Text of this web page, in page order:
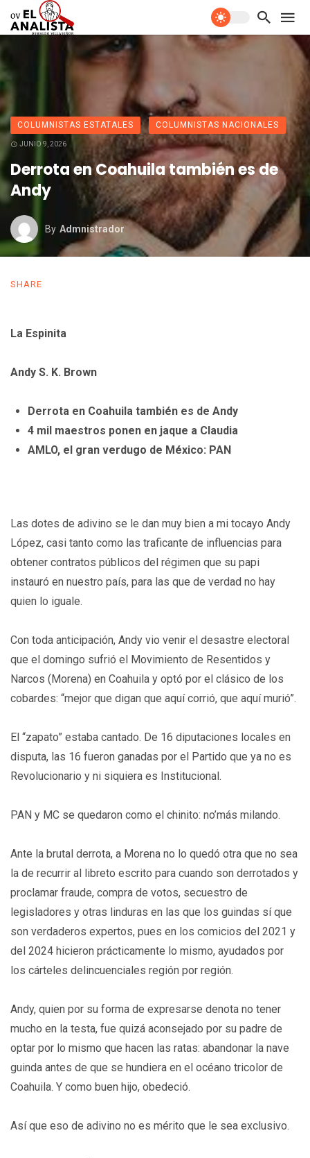
COLUMNISTAS ESTATALES COLUMNISTAS NACIONALES
JUNIO 9, 2026
Derrota en Coahuila también es de
Andy
By Admnistrador
SHARE
La Espinita
Andy S. K. Brown
Derrota en Coahuila también es de Andy
4 mil maestros ponen en jaque a Claudia
AMLO, el gran verdugo de México: PAN
Las dotes de adivino se le dan muy bien a mi tocayo Andy
López, casi tanto como las traficante de influencias para
obtener contratos públicos del régimen que su papi
instauró en nuestro país, para las que de verdad no hay
quien lo iguale.
Con toda anticipación, Andy vio venir el desastre electoral
que el domingo sufrió el Movimiento de Resentidos y
Narcos (Morena) en Coahuila y optó por el clásico de los
cobardes: “mejor que digan que aquí corrió, que aquí murió”.
El “zapato” estaba cantado. De 16 diputaciones locales en
disputa, las 16 fueron ganadas por el Partido que ya no es
Revolucionario y ni siquiera es Institucional.
PAN y MC se quedaron como el chinito: no’más milando.
Ante la brutal derrota, a Morena no lo quedó otra que no sea
la de recurrir al libreto escrito para cuando son derrotados y
proclamar fraude, compra de votos, secuestro de
legisladores y otras linduras en las que los guindas sí que
son verdaderos expertos, pues en los comicios del 2021 y
del 2024 hicieron prácticamente lo mismo, ayudados por
los cárteles delincuenciales región por región.
Andy, quien por su forma de expresarse denota no tener
mucho en la testa, fue quizá aconsejado por su padre de
optar por lo mismo que hacen las ratas: abandonar la nave
guinda antes de que se hundiera en el océano tricolor de
Coahuila. Y como buen hijo, obedeció.
Así que eso de adivino no es mérito que le sea exclusivo.